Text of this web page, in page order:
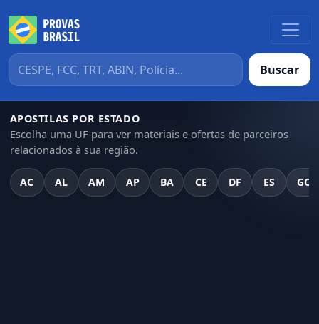
Buscar
APOSTILAS POR ESTADO
Escolha uma UF para ver materiais e ofertas de parceiros
relacionados à sua região.
AC AL AM AP BA CE DF ES GO